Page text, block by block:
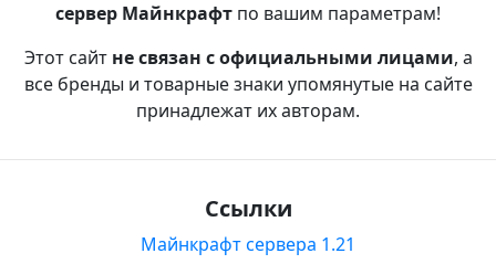
сервер Майнкрафт по вашим параметрам!
Этот сайт не связан с официальными лицами, а
все бренды и товарные знаки упомянутые на сайте
принадлежат их авторам.
Ссылки
Майнкрафт сервера 1.21